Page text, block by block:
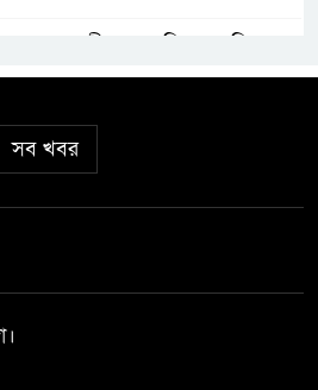
মহেশপুর সীমান্তে অভিযান চালিয়ে
আসামীবিহীন ভারতীয় মদ, গাঁজা ও
ঝিনাইদহে তৈরি হচ্ছে দেশের প্রথম
ধাপের ‘স্পোর্টস ভিলেজ’ ক্রীড়া মন্ত্রী
কেশবপুরে হরিহর নদে গোসলে নেমে
নিখোঁজ বৃদ্ধের মরদেহ উদ্ধার
সব খবর